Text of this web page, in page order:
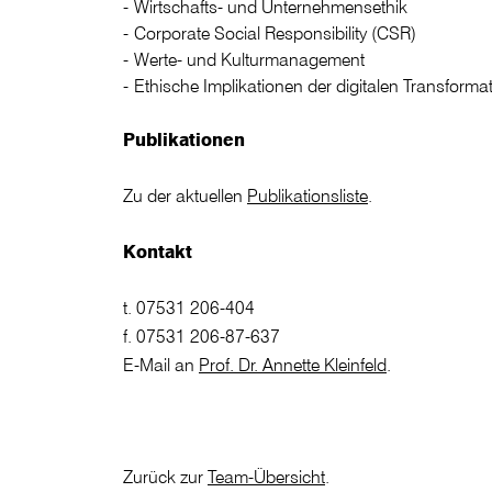
Wirtschafts- und Unternehmensethik
Corporate Social Responsibility (CSR)
Werte- und Kulturmanagement
Ethische Implikationen der digitalen
Publikationen
Zu der aktuellen Publikationsliste
Kontakt
t. 07531 206-404
f. 07531 206-87-637
E-Mail an Prof. Dr. Annette Kleinfeld
Zurück zur Team-Übersicht